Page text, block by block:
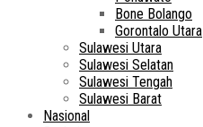
Bone Bolango
Gorontalo Utara
Sulawesi Utara
Sulawesi Selatan
Sulawesi Tengah
Sulawesi Barat
Nasional